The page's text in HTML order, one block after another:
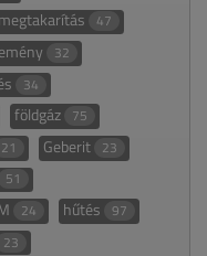
47
32
34
földgáz 75
21 Geberit 23
51
24 hűtés 97
23